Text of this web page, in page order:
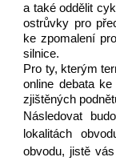
a také oddělit
ostrůvky pro
ke zpomalení
silnice.
Pro ty, kterým
online debata
zjištěných
Následovat
lokalitách
obvodu, jistě